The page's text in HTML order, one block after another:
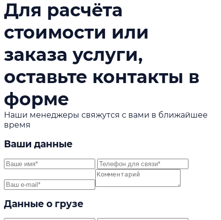
Для расчёта
стоимости или
заказа услуги,
оставьте контакты в
форме
Наши менеджеры свяжутся с вами в ближайшее
время
Ваши данные
Данные о грузе